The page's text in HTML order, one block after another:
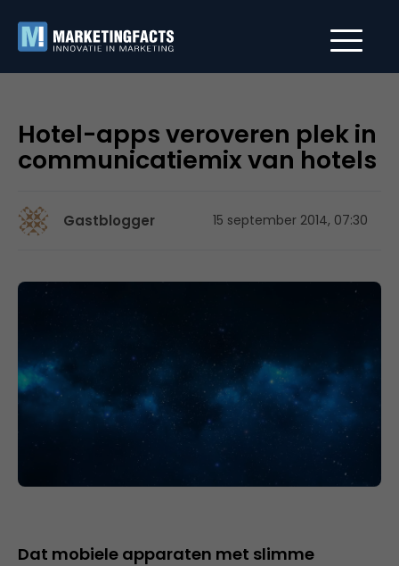
Hotel-apps veroveren plek in
communicatiemix van hotels
Gastblogger 15 september 2014, 07:30
Dat mobiele apparaten met slimme